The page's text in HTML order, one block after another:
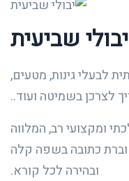
יבולי שביעית
לבעלי גינות, מטעים,
לצרכן בשמיטה ועוד..
ומקצועי רב, המלווה
כתובה בשפה קלה
ובהירה לכל קורא.